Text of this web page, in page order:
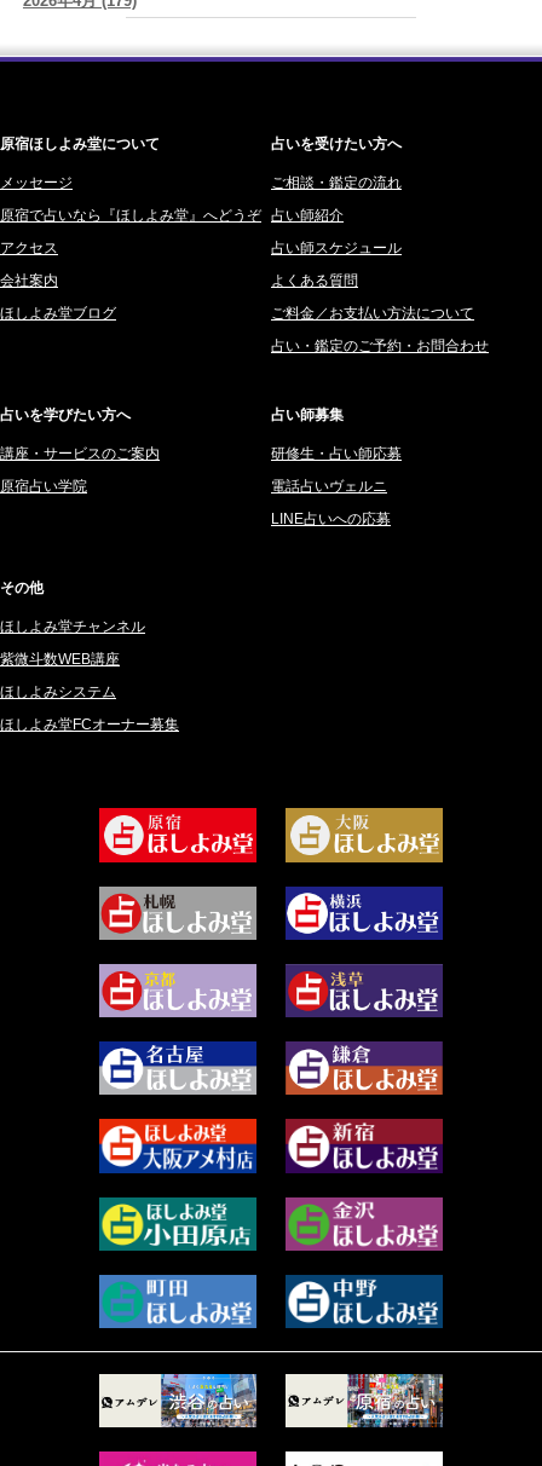
ができる (真巳華 - Mamika -)
2026/08/07
橘メルロ (7)
鈴喜みわこ (8)
鯖ノ実 ソニン (19)
愛音ソナタ (16)
紫村 明世 (34)
サーペント (92)
さてら (94)
桜望巴千 (270)
綺咲みゆき (22)
比呂 酒井 (59)
ロザリン (157)
坂宮 鈴果 (82)
尾羽奈美海 (95)
藻那ムール (2)
白丸モカ (180)
水浅葱 旬時 (150)
阿佐霧 峰麿 (37)
源 彩乃 (65)
美月マーシャ (212)
芽百マミム (741)
真巳華 - Mamika - (268)
プラタ 真寿 (165)
紅月Luru (5)
ルーカス伽豆海 (1111)
木杉泉風 (116)
2025年12月 (201)
2025年11月 (252)
2025年10月 (242)
2025年9月 (196)
2025年8月 (182)
2024年12月 (57)
2024年11月 (38)
2024年10月 (36)
2024年9月 (39)
2024年8月 (45)
2024年5月 (92)
2024年3月 (49)
2024年2月 (40)
2024年1月 (63)
2023年12月 (86)
2023年11月 (67)
2023年10月 (36)
2023年9月 (37)
2023年8月 (46)
2023年7月 (59)
2023年6月 (73)
2023年5月 (67)
2023年4月 (73)
2023年2月 (99)
2022年12月 (72)
原宿ほしよみ堂について
メッセージ
原宿で占いなら『ほしよみ堂』へどうぞ
アクセス
会社案内
ほしよみ堂ブログ
占いを受けたい方へ
ご相談・鑑定の流れ
占い師紹介
占い師スケジュール
よくある質問
ご料金／お支払い方法について
占い・鑑定のご予約・お問合わせ
占いを学びたい方へ
講座・サービスのご案内
原宿占い学院
占い師募集
研修生・占い師応募
電話占いヴェルニ
LINE占いへの応募
その他
ほしよみ堂チャンネル
紫微斗数WEB講座
ほしよみシステム
ほしよみ堂FCオーナー募集